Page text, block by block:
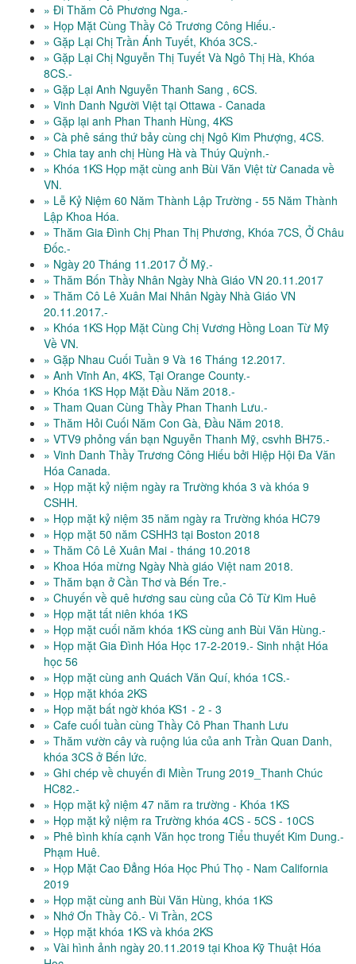
» Đi Thăm Cô Phương Nga.-
» Họp Mặt Cùng Thầy Cô Trương Công Hiếu.-
» Gặp Lại Chị Trần Ánh Tuyết, Khóa 3CS.-
» Gặp Lại Chị Nguyễn Thị Tuyết Và Ngô Thị Hà, Khóa
8CS.-
» Gặp Lại Anh Nguyễn Thanh Sang , 6CS.
» Vinh Danh Người Việt tại Ottawa - Canada
» Gặp lại anh Phan Thanh Hùng, 4KS
» Cà phê sáng thứ bảy cùng chị Ngô Kim Phượng, 4CS.
» Chia tay anh chị Hùng Hà và Thúy Quỳnh.-
» Khóa 1KS Họp mặt cùng anh Bùi Văn Việt từ Canada về
VN.
» Lễ Kỷ Niệm 60 Năm Thành Lập Trường - 55 Năm Thành
Lập Khoa Hóa.
» Thăm Gia Đình Chị Phan Thị Phương, Khóa 7CS, Ở Châu
Đốc.-
» Ngày 20 Tháng 11.2017 Ở Mỹ.-
» Thăm Bốn Thầy Nhân Ngày Nhà Giáo VN 20.11.2017
» Thăm Cô Lê Xuân Mai Nhân Ngày Nhà Giáo VN
20.11.2017.-
» Khóa 1KS Họp Mặt Cùng Chị Vương Hồng Loan Từ Mỹ
Về VN.
» Gặp Nhau Cuối Tuần 9 Và 16 Tháng 12.2017.
» Anh Vĩnh An, 4KS, Tại Orange County.-
» Khóa 1KS Họp Mặt Đầu Năm 2018.-
» Tham Quan Cùng Thầy Phan Thanh Lưu.-
» Thăm Hỏi Cuối Năm Con Gà, Đầu Năm 2018.
» VTV9 phỏng vấn bạn Nguyễn Thanh Mỹ, csvhh BH75.-
» Vinh Danh Thầy Trương Công Hiếu bởi Hiệp Hội Đa Văn
Hóa Canada.
» Họp mặt kỷ niệm ngày ra Trường khóa 3 và khóa 9
CSHH.
» Họp mặt kỷ niệm 35 năm ngày ra Trường khóa HC79
» Họp mặt 50 năm CSHH3 tại Boston 2018
» Thăm Cô Lê Xuân Mai - tháng 10.2018
» Khoa Hóa mừng Ngày Nhà giáo Việt nam 2018.
» Thăm bạn ở Cần Thơ và Bến Tre.-
» Chuyến về quê hương sau cùng của Cô Từ Kim Huê
» Họp mặt tất niên khóa 1KS
» Họp mặt cuối năm khóa 1KS cùng anh Bùi Văn Hùng.-
» Họp mặt Gia Đình Hóa Học 17-2-2019.- Sinh nhật Hóa
học 56
» Họp mặt cùng anh Quách Văn Quí, khóa 1CS.-
» Họp mặt khóa 2KS
» Họp mặt bất ngờ khóa KS1 - 2 - 3
» Cafe cuối tuần cùng Thầy Cô Phan Thanh Lưu
» Thăm vườn cây và ruộng lúa của anh Trần Quan Danh,
khóa 3CS ở Bến lức.
» Ghi chép về chuyến đi Miền Trung 2019_Thanh Chúc
HC82.-
» Họp mặt kỷ niệm 47 năm ra trường - Khóa 1KS
» Họp mặt kỷ niệm ra Trường khóa 4CS - 5CS - 10CS
» Phê bình khía cạnh Văn học trong Tiểu thuyết Kim Dung.-
Phạm Huê.
» Họp Mặt Cao Đẳng Hóa Học Phú Thọ - Nam California
2019
» Họp mặt cùng anh Bùi Văn Hùng, khóa 1KS
» Nhớ Ơn Thầy Cô.- Vi Trần, 2CS
» Họp mặt khóa 1KS và khóa 2KS
» Vài hình ảnh ngày 20.11.2019 tại Khoa Kỹ Thuật Hóa